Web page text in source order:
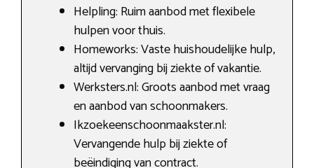
Helpling: Ruim aanbod met flexibele
hulpen voor thuis.
Homeworks: Vaste huishoudelijke hulp,
altijd vervanging bij ziekte of vakantie.
Werksters.nl: Groots aanbod met vraag
en aanbod van schoonmakers.
Ikzoekeenschoonmaakster.nl:
Vervangende hulp bij ziekte of
beëindiging van contract.